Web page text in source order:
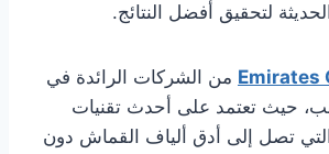
لتحقيق أفضل النتائج.
Emirates من الشركات الرائدة في
حيث تعتمد على أحدث تقنيات
التي تصل إلى أدق ألياف القماش دون